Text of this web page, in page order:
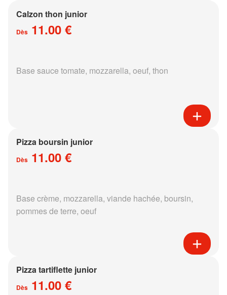
Calzon thon junior
Dès 11.00 €
Base sauce tomate, mozzarella, oeuf, thon
Pizza boursin junior
Dès 11.00 €
Base crème, mozzarella, viande hachée, boursin,
pommes de terre, oeuf
Pizza tartiflette junior
Dès 11.00 €